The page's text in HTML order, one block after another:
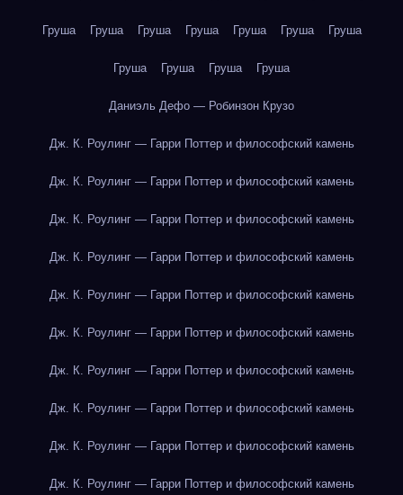
Груша Груша Груша Груша Груша Груша Груша
Груша Груша Груша Груша
Даниэль Дефо — Робинзон Крузо
Дж. К. Роулинг — Гарри Поттер и философский камень
Дж. К. Роулинг — Гарри Поттер и философский камень
Дж. К. Роулинг — Гарри Поттер и философский камень
Дж. К. Роулинг — Гарри Поттер и философский камень
Дж. К. Роулинг — Гарри Поттер и философский камень
Дж. К. Роулинг — Гарри Поттер и философский камень
Дж. К. Роулинг — Гарри Поттер и философский камень
Дж. К. Роулинг — Гарри Поттер и философский камень
Дж. К. Роулинг — Гарри Поттер и философский камень
Дж. К. Роулинг — Гарри Поттер и философский камень